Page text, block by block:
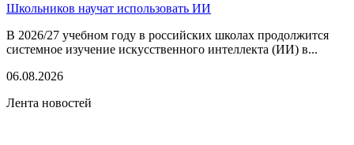
Школьников научат использовать ИИ
В 2026/27 учебном году в российских школах продолжится
системное изучение искусственного интеллекта (ИИ) в...
06.08.2026
Лента новостей